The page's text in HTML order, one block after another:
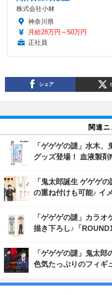
株式会社小林
神奈川県
月給28万円～50万円
正社員
シェア
関連ニ
「ゲゲゲの謎」水木
グッズ登場！ 血液製
「鬼太郎誕生 ゲゲゲ
の重ね付けも可能♪ イ
「ゲゲゲの謎」カラ
描き下ろし♪「
「ゲゲゲの謎」鬼太郎
色気たっぷりのフィギ